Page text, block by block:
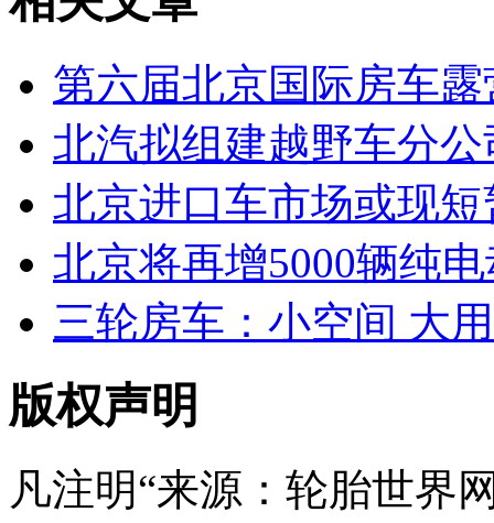
第六届北京国际房车
北汽拟组建越野车分公
北京进口车市场或现
北京将再增5000辆纯
三轮房车：小空间 大
版权声明
凡注明“来源：轮胎世界